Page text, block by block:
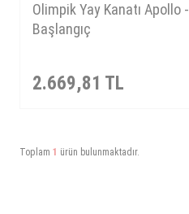
Olimpik Yay Kanatı Apollo -
Başlangıç
2.669,81 TL
Toplam 1 ürün bulunmaktadır.